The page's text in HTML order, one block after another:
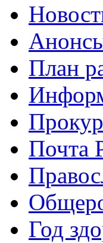
План
Почта
Год